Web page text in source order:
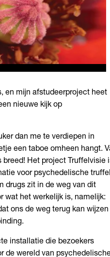
en mijn afstudeerproject heet
nieuwe kijk op
dan me te verdiepen in
een taboe omheen hangt.
breed! Het project Truffelvisie
voor psychedelische
drugs zit in de weg van dit
wat het werkelijk is, namelijk:
ons de weg terug kan wijzen
installatie die bezoekers
de wereld van